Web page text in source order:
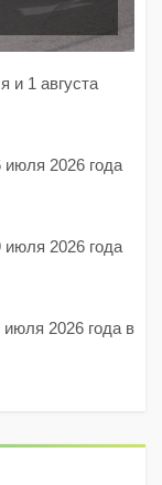
и 1 августа
2026 года
2026 года
2026 года в